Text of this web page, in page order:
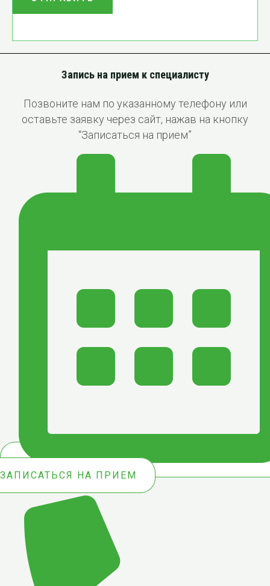
Запись на прием к специалисту
Позвоните нам по указанному телефону или
оставьте заявку через сайт, нажав на кнопку
“Записаться на прием”
ЗАПИСАТЬСЯ НА ПРИЕМ